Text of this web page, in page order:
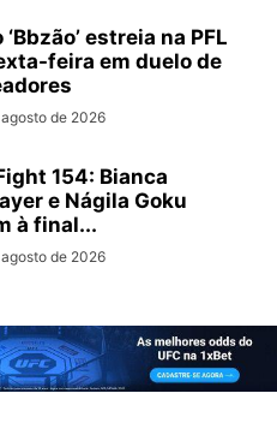
estreia na PFL
feira em duelo de
de 2026
154: Bianca
e Nágila Goku
à final...
de 2026